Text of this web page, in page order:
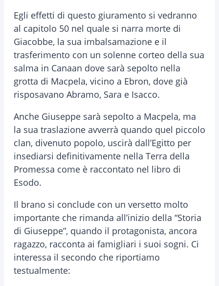
Egli effetti di questo giuramento si vedranno
al capitolo 50 nel quale si narra morte di
Giacobbe, la sua imbalsamazione e il
trasferimento con un solenne corteo della sua
salma in Canaan dove sarà sepolto nella
grotta di Macpela, vicino a Ebron, dove già
risposavano Abramo, Sara e Isacco.
Anche Giuseppe sarà sepolto a Macpela, ma
la sua traslazione avverrà quando quel piccolo
clan, divenuto popolo, uscirà dall’Egitto per
insediarsi definitivamente nella Terra della
Promessa come è raccontato nel libro di
Esodo.
Il brano si conclude con un versetto molto
importante che rimanda all’inizio della “Storia
di Giuseppe”, quando il protagonista, ancora
ragazzo, racconta ai famigliari i suoi sogni. Ci
interessa il secondo che riportiamo
testualmente: